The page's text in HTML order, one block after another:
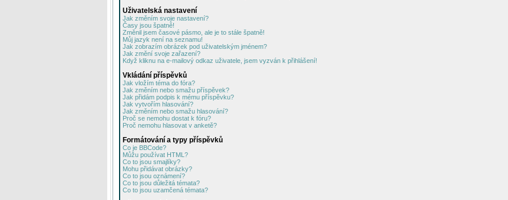
Uživatelská nastavení
Jak změním svoje nastavení?
Časy jsou špatně!
Změnil jsem časové pásmo, ale je to stále špatně!
Můj jazyk není na seznamu!
Jak zobrazím obrázek pod uživatelským jménem?
Jak změní svoje zařazení?
Když kliknu na e-mailový odkaz uživatele, jsem vyzván k přihlášení!
Vkládání příspěvků
Jak vložím téma do fóra?
Jak změním nebo smažu příspěvek?
Jak přidám podpis k mému příspěvku?
Jak vytvořím hlasování?
Jak změním nebo smažu hlasování?
Proč se nemohu dostat k fóru?
Proč nemohu hlasovat v anketě?
Formátování a typy příspěvků
Co je BBCode?
Můžu používat HTML?
Co to jsou smajlíky?
Mohu přidávat obrázky?
Co to jsou oznámení?
Co to jsou důležitá témata?
Co to jsou uzamčená témata?